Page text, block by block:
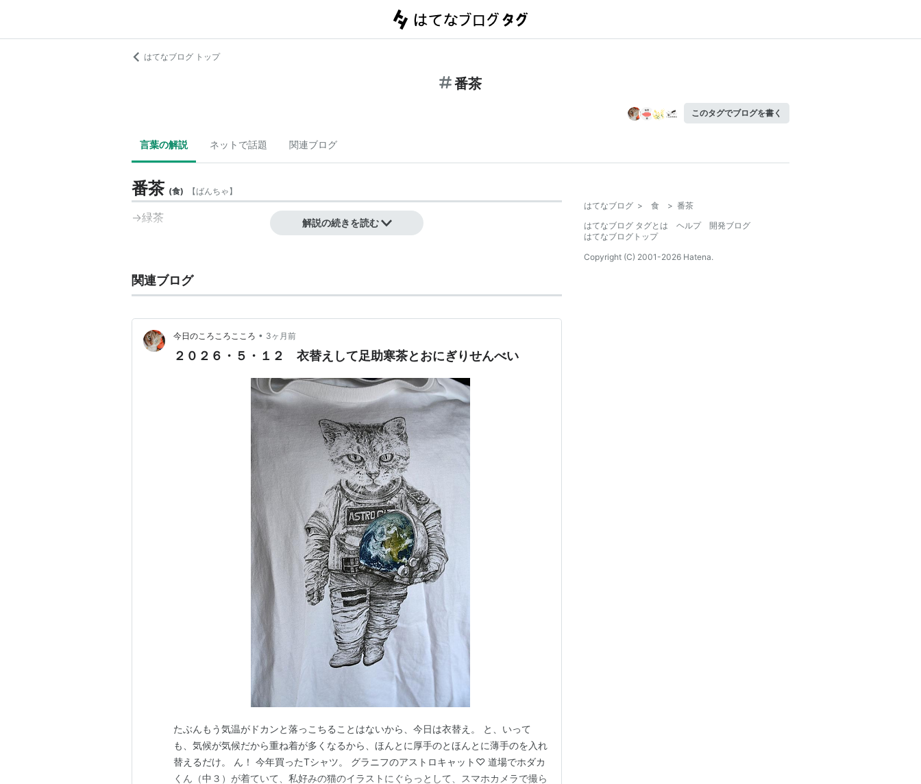
はてなブログ トップ
番茶
このタグでブログを書く
言葉の解説 ネットで話題 関連ブログ
番茶 (食) 【ばんちゃ】
→緑茶 解説の続きを読む
関連ブログ
今日のころころこころ • 3ヶ月前
２０２６・５・１２ 衣替えして足助寒茶とおにぎりせんべい
たぶんもう気温がドカンと落っこちることはないから、今日は衣替え。 と、いって
も、気候が気候だから重ね着が多くなるから、ほんとに厚手のとほんとに薄手のを入れ
替えるだけ。 ん！ 今年買ったTシャツ。 グラニフのアストロキャット♡ 道場でホダカ
くん（中３）が着ていて、私好みの猫のイラストにぐらっとして、スマホカメラで撮ら
はてなブログ > 食 > 番茶
はてなブログ タグとは
ヘルプ
開発ブログ
はてなブログトップ
Copyright (C) 2001-2026 Hatena.